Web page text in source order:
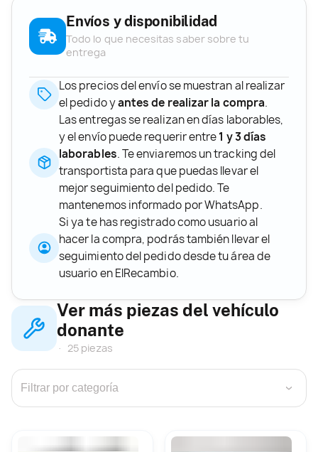
Envíos y disponibilidad
Todo lo que necesitas saber sobre tu
entrega
Los precios del envío se muestran al realizar
el pedido yantes de realizar la compra.
Las entregas se realizan en días laborables,
y el envío puede requerir entre1 y 3 días
laborables. Te enviaremos un tracking del
transportista para que puedas llevar el
mejor seguimiento del pedido. Te
mantenemos informado por WhatsApp.
Si ya te has registrado como usuario al
hacer la compra, podrás también llevar el
seguimiento del pedido desde tu área de
usuario en ElRecambio.
Ver más piezas del vehículo
donante
25 piezas
›